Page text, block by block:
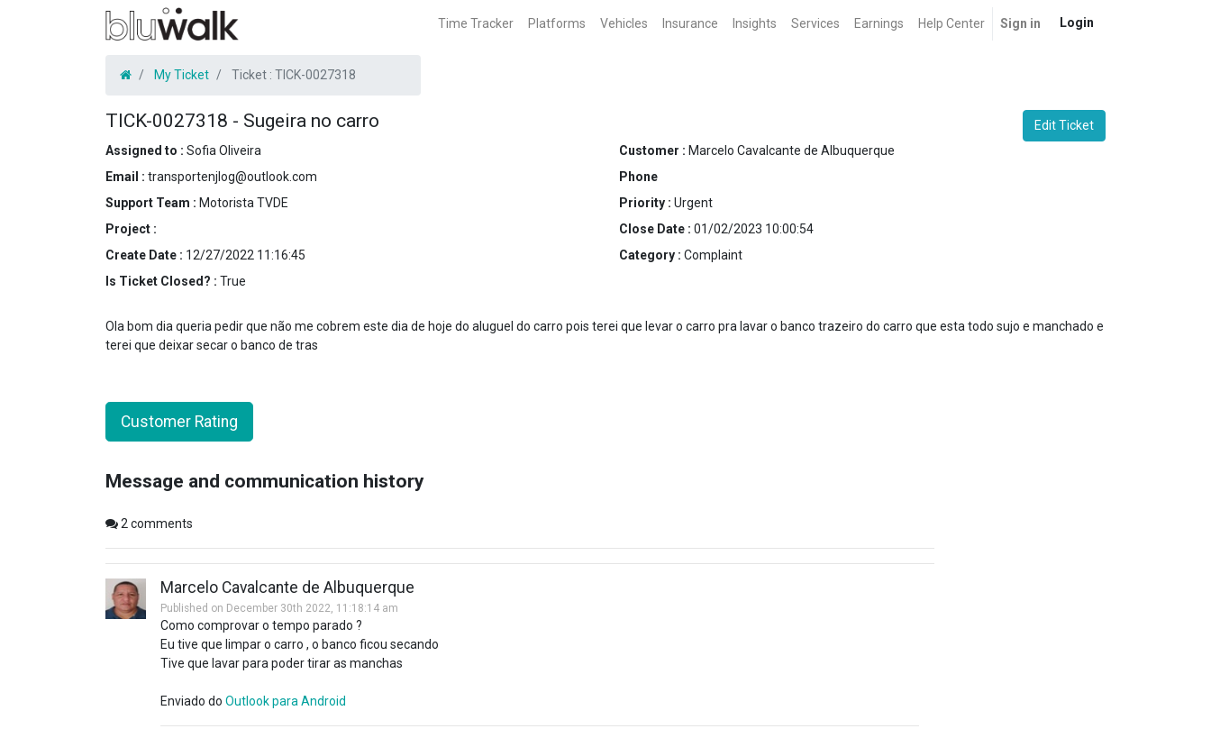
Time Tracker Platforms Vehicles Insurance Insights Services Earnings Help Center Sign in Login
My Ticket Ticket : TICK-0027318
TICK-0027318 - Sugeira no carro
Edit Ticket
Assigned to : Sofia Oliveira
Email : transportenjlog@outlook.com
Support Team : Motorista TVDE
Project :
Create Date : 12/27/2022 11:16:45
Is Ticket Closed? : True
Customer : Marcelo Cavalcante de Albuquerque
Phone
Priority : Urgent
Close Date : 01/02/2023 10:00:54
Category : Complaint
Ola bom dia queria pedir que não me cobrem este dia de hoje do aluguel do carro pois terei que levar o carro pra lavar o banco trazeiro do carro que esta todo sujo e manchado e
terei que deixar secar o banco de tras
Customer Rating
Message and communication history
2 comments
Marcelo Cavalcante de Albuquerque
Published on December 30th 2022, 11:18:14 am
Como comprovar o tempo parado ?
Eu tive que limpar o carro , o banco ficou secando
Tive que lavar para poder tirar as manchas
Enviado do Outlook para Android